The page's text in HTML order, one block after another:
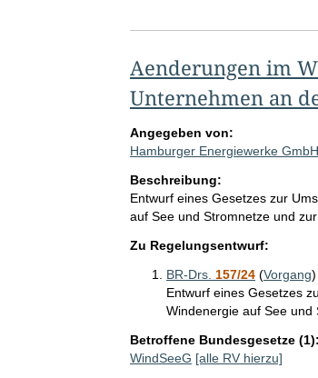
Aenderungen im
Unternehmen an
Angegeben von:
Hamburger Energiewerke GmbH
Beschreibung:
Entwurf eines Gesetzes zur
auf See und Stromnetze und
Zu Regelungsentwurf:
BR-Drs. 157/24(Vorgang)
Entwurf eines Gesetzes
Windenergie auf See
Betroffene Bundesgesetze (1):
WindSeeG [alle RV hierzu]